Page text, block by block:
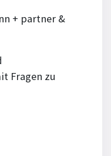
+ partner &
Fragen zu